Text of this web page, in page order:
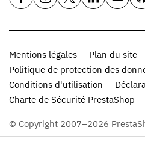
Mentions légales
Plan du site
Politique de protection des
Conditions d'utilisation
Charte de Sécurité PrestaShop
© Copyright 2007–2026